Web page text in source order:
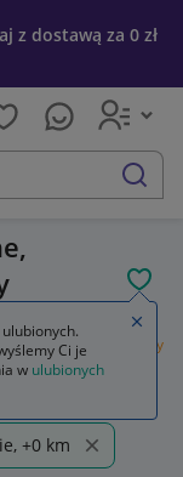
z dostawą za 0 zł
szukaj
Figurki i rzeźby
do ogrodu
+0 km
Ci je
w ulubionych